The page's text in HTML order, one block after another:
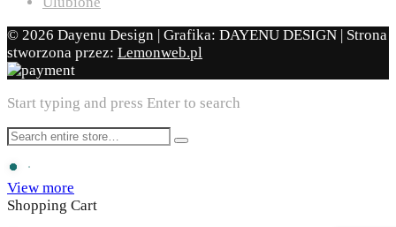
© 2026 Dayenu Design | Grafika: DAYENU DESIGN | Strona
stworzona przez: Lemonweb.pl
Start typing and press Enter to search
View more
Shopping Cart